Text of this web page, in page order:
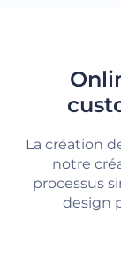
La création
notre
processus
design